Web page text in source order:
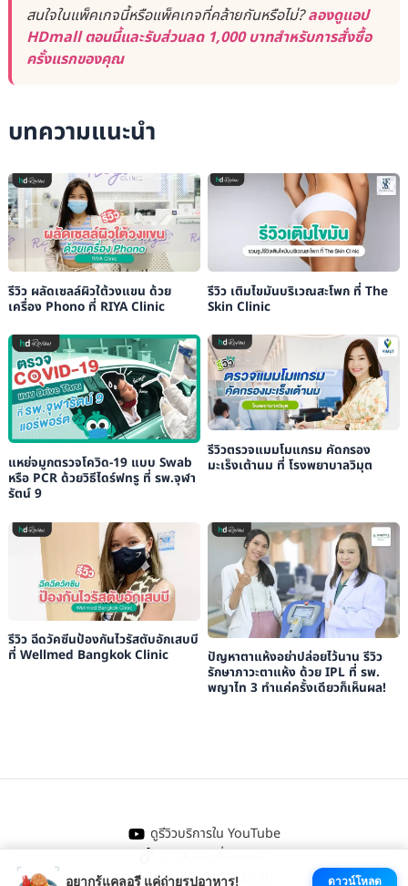
สนใจในแพ็คเกจนี้หรือแพ็คเกจที่คล้ายกันหรือไม่?ลองดูแอป
HDmall ตอนนี้และรับส่วนลด 1,000 บาทสำหรับการสั่งซื้อ
ครั้งแรกของคุณ
บทความแนะนำ
รีวิว ผลัดเซลล์ผิวใต้วงแขน ด้วย
เครื่อง Phono ที่ RIYA Clinic
รีวิว เติมไขมันบริเวณสะโพก ที่ The
Skin Clinic
แหย่จมูกตรวจโควิด-19 แบบ Swab
หรือ PCR ด้วยวิธีไดร์ฟทรู ที่ รพ.จุฬา
รัตน์ 9
รีวิวตรวจแมมโมแกรม คัดกรอง
มะเร็งเต้านม ที่ โรงพยาบาลวิมุต
รีวิว ฉีดวัคซีนป้องกันไวรัสตับอักเสบบี
ที่ Wellmed Bangkok Clinic
ปัญหาตาแห้งอย่าปล่อยไว้นาน รีวิว
รักษาภาวะตาแห้ง ด้วย IPL ที่ รพ.
พญาไท 3 ทำแค่ครั้งเดียวก็เห็นผล!
ดูรีวิวบริการใน YouTube
ช้อปที่ HDmall.co.th
อยากรู้แคลอรี แค่ถ่ายรูปอาหาร! ดาวน์โหลด